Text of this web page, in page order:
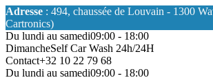
Adresse : 494, chaussée de Louvain - 1300
Cartronics)
Du lundi au samedi09:00 - 18:00
DimancheSelf Car Wash 24h/24H
Contact+32 10 22 79 68
Du lundi au samedi09:00 - 18:00